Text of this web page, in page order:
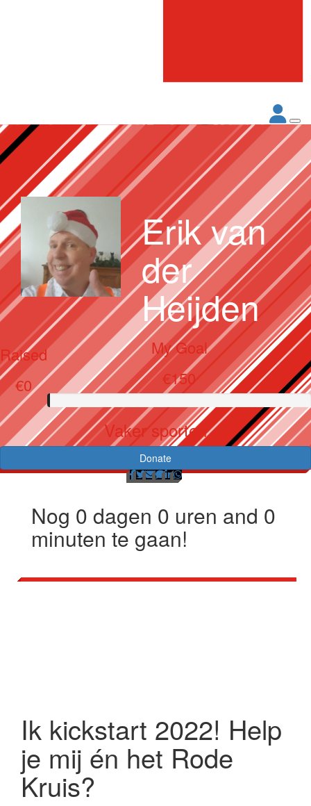
Erik van
der
Heijden
Raised
€0
My Goal
€150
Vaker sporten
Donate
Nog 0 dagen 0 uren and 0
minuten te gaan!
Ik kickstart 2022! Help
je mij én het Rode
Kruis?